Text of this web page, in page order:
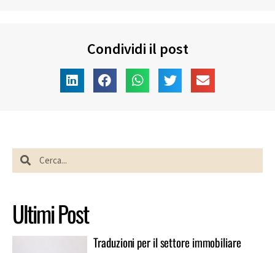
Condividi il post
Ultimi Post
Traduzioni per il settore immobiliare